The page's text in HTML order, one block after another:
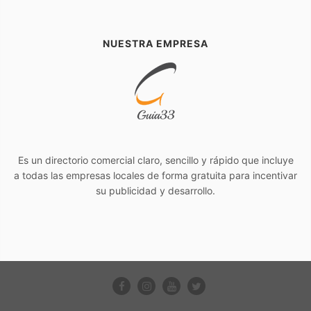
NUESTRA EMPRESA
Es un directorio comercial claro, sencillo y rápido que incluye
a todas las empresas locales de forma gratuita para incentivar
su publicidad y desarrollo.